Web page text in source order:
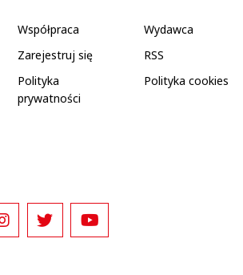
Współpraca
Wydawca
Zarejestruj się
RSS
Polityka
prywatności
Polityka cookies